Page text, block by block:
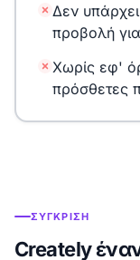
Δεν
προβολή
Χωρίς εφ'
πρόσθετες
ΣΎΓΚΡΙΣΗ
Creately